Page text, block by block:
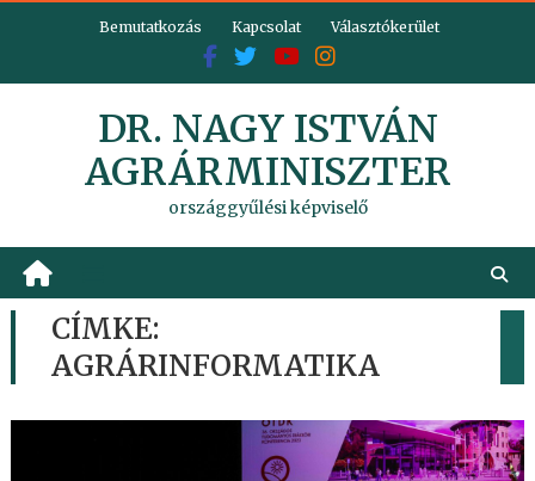
Bemutatkozás Kapcsolat Választókerület
DR. NAGY ISTVÁN
AGRÁRMINISZTER
országgyűlési képviselő
CÍMKE:
AGRÁRINFORMATIKA